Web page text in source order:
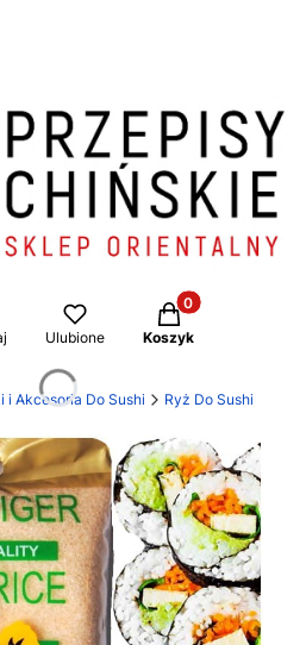
wyszukiwarkę
Ulubione
Produkty w
Koszyk
i Akcesoria Do Sushi Ryż Do Sushi